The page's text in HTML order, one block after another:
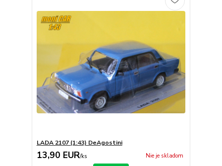
LADA 2107 (1:43) DeAgostini
13,90 EUR/ks Nie je skladom